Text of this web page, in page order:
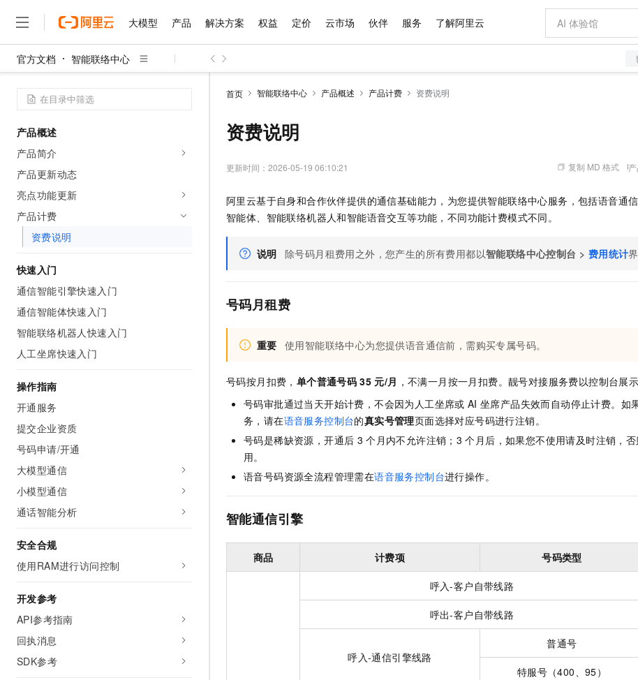
大模型 产品 解决方案 权益 定价 云市场 伙伴 服务 了解阿里云
官方文档 智能联络中心
产品概述
产品简介
产品更新动态
亮点功能更新
产品计费
资费说明
快速入门
通信智能引擎快速入门
通信智能体快速入门
智能联络机器人快速入门
人工坐席快速入门
操作指南
开通服务
提交企业资质
号码申请/开通
大模型通信
小模型通信
通话智能分析
安全合规
使用RAM进行访问控制
开发参考
API参考指南
回执消息
SDK参考
首页 智能联络中心 产品概述 产品计费 资费说明
资费说明
更新时间： 2026-05-19 06:10:21 复制 MD 格式
阿里云基于自身和合作伙伴提供的通信基础能力，为您提供智能联络中心服务，包括语音通
智能体、智能联络机器人和智能语音交互等功能，不同功能计费模式不同。
说明 除号码月租费用之外，您产生的所有费用都以智能联络中心控制台 > 费用统计
号码月租费
重要 使用智能联络中心为您提供语音通信前，需购买专属号码。
号码按月扣费， 单个普通号码 35 元/月 ，不满一月按一月扣费。靓号对接服务费以控制台展
号码审批通过当天开始计费，不会因为人工坐席或 AI 坐席产品失效而自动停止计费。如
务，请在语音服务控制台的真实号管理页面选择对应号码进行注销。
号码是稀缺资源，开通后 3 个月内不允许注销；3 个月后，如果您不使用请及时注销，
用。
语音号码资源全流程管理需在语音服务控制台进行操作。
智能通信引擎
商品 计费项 号码类型
呼入-客户自带线路
呼出-客户自带线路
呼入-通信引擎线路
普通号
特服号（400、95）
大模型
千问AI平台
Qwen3.8-Max HOT
Qwen3.7-Plus
Qwen3-VL-Plus
Kimi-K3 NEW
Deepseek-v4-pro HappyHorse-
大模型服务
千问AI平台-Token Plan NEW
个人版上线、团队版降价；千问3.8-Max首发发尝鲜
千问AI平台-模型体验
在线体验全尺寸、多种模态的模型效果
AI 应用构建
大模型服务平台百炼-应用模版
丰富多元化的应用模版和解决方案
大模型服务平台百炼-智能体
大模型原生应
Qoder HOT
万有无界
大模型解决方案
10 分钟在聊天系统中增加一个 AI 助手 即刻拥有 DeepSeek-R1 满血版 超强辅助，
产品
精选产品
计算
容器
存储
网络与CDN
安全
中间件
数据库
大数据计算
媒体服务
企业服务与云通信
域名与网站
迁移与运维管理
专有云
精选产品
大模型服务与应用平台
多元化、高性能、安全可靠的大模型服务
无影云电脑
随时随地安全接入的云上超级电脑
云解析DNS
覆盖公网/内网、递归/权威、移动APP等全场景解析服务
面向分析的企业级SaaS模式云数据仓库
人工智能平台 PAI 大模型
一站式AI开发、训练和推理服务
基于千问大模型等，支持代码智能生成、研发智能问答
Qoder
面向真实软件的
解决方案
精选解决方案
互联网应用开发
大数据
现代化应用
安全
网络
可观测
上云与迁云
企业出海
政企业务
精选解决方案
企业级Agent产品，直接交付可用成果
HappyHorse 打造一站式影视创作平台
可视化编排打通从文字构思到成片全链路闭环
快速拥有专属 OpenClaw
让AI从“聊天伙伴”进化为能干活的“数字员工”
Hermes Agent，打造自进化智能体
自主进化，持久记忆，越用越聪明
安装技能 GStack，拥有专属 AI 工程团队
轻松解锁专属
5 分钟轻松部署
权益 普惠上云
云服务器38元/年起，超值低价云产品抢先购
推荐新用户得奖励，单订单最高返9万
云工开物
高校专属算力普惠，学生认证享300元代金券
免费试用
最高领取价值200元试用点，立即开启云上创新
1亿+ 大模型 tokens 和 30+ 款产品免费体验
产品新客免费试用，最长12个月
大模型ACA认证体验
助力企业全员 AI 认知与能力提升
AI 特惠
Token Plan 模型订阅计划 NEW
Qwen3.8-Max 首发尝鲜，限时加量 10 倍，夜间低至2折
你的AI工作搭子，覆盖日常办公高频场景
夜间 5 折，Qwen/Meoo/TokenPlan 客户专享
AI 场景体验
从图文生成到视频
AI 广告创作
图文、视频一站
0 代码专业建站
自动承接线索、
定价 产品定价
了解云产品的定价详情
云上成本管理
管理和优化成本
价格计算器
自助选配和估算价格
配置报价器
云市场 精选商城
多端小程序
观测云
Tuya 物联网平台阿里云版
蓝凌 OA
畅捷通
AI空中课堂在线直播课堂（旗舰版）
生态解决方案
行业生态解决方案
开发者生态解决方案
AI 开发和 AI 应用解决方案
数据与 API
OCR 文字识别
天气预报查询
ERP
CRM
OA 办公系统
财税管理
广告营销
基础软件
JAVA
操作系统
建站小程序
建站系统
伙伴 成为销售伙伴
咨询伙伴
销售伙伴合作计划
无影生态合作计划
Salesforce On Alibaba Cloud
Consulting Partner 合作计划
成为产品伙伴 产品伙伴合
云网络合作计划
计划
服务 售前咨询
售后服务
自助服务
在线服务
工单服务
短信专区
企业增值服务
企业成长
服务实践
创新中心
阿里云认证
信息公告
健康状态
了解阿里云 为什么选择阿里云
技术领先
分析师报告
研究报告与白皮书
天池大赛
AI 算法大赛
云开发大赛
入门学习赛
最佳实践
看见新力量
客户案例
市场活动
魔搭